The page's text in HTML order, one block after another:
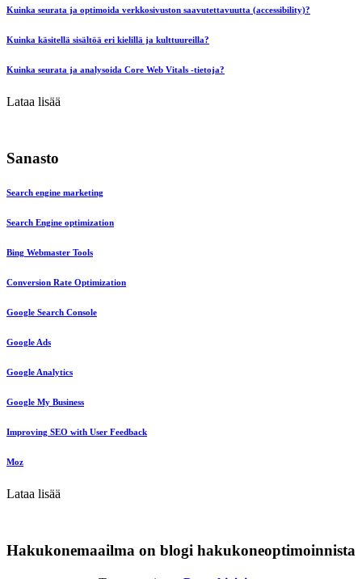
Kuinka seurata ja optimoida verkkosivuston saavutettavuutta (accessibility)?
Kuinka käsitellä sisältöä eri kielillä ja kulttuureilla?
Kuinka seurata ja analysoida Core Web Vitals -tietoja?
Lataa lisää
Sanasto
Search engine marketing
Search Engine optimization
Bing Webmaster Tools
Conversion Rate Optimization
Google Search Console
Google Ads
Google Analytics
Google My Business
Improving SEO with User Feedback
Moz
Lataa lisää
Hakukonemaailma on blogi hakukoneoptimoinnista